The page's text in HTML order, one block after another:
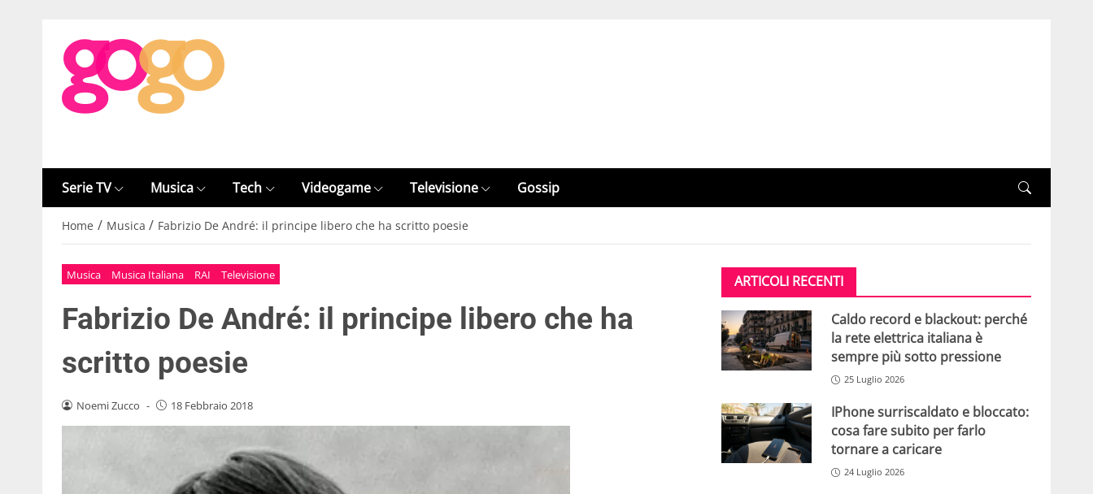
Serie TV Musica Tech Videogame Televisione Gossip
Home / Musica / Fabrizio De André: il principe libero che ha scritto poesie
Musica Musica Italiana RAI Televisione
Fabrizio De André: il principe libero che ha
scritto poesie
Noemi Zucco - 18 Febbraio 2018
ARTICOLI RECENTI
Caldo record e blackout: perché
la rete elettrica italiana è
sempre più sotto pressione
25 Luglio 2026
IPhone surriscaldato e bloccato:
cosa fare subito per farlo
tornare a caricare
24 Luglio 2026